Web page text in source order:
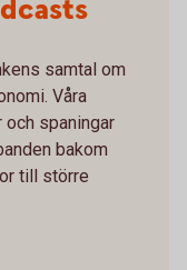
samtal om
Våra
spaningar
bakom
till större